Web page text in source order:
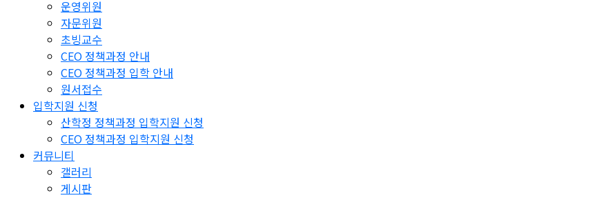
운영위원
자문위원
초빙교수
CEO 정책과정 안내
CEO 정책과정 입학 안내
원서접수
입학지원 신청
산학정 정책과정 입학지원 신청
CEO 정책과정 입학지원 신청
커뮤니티
갤러리
게시판